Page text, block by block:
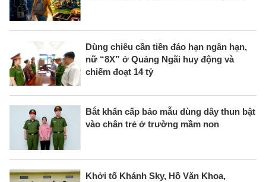
Dùng chiêu cần tiền đáo hạn ngân hạn,
nữ “8X” ở Quảng Ngãi huy động và
chiếm đoạt 14 tỷ
Bắt khẩn cấp bảo mẫu dùng dây thun bật
vào chân trẻ ở trường mầm non
Khởi tố Khánh Sky, Hồ Văn Khoa,